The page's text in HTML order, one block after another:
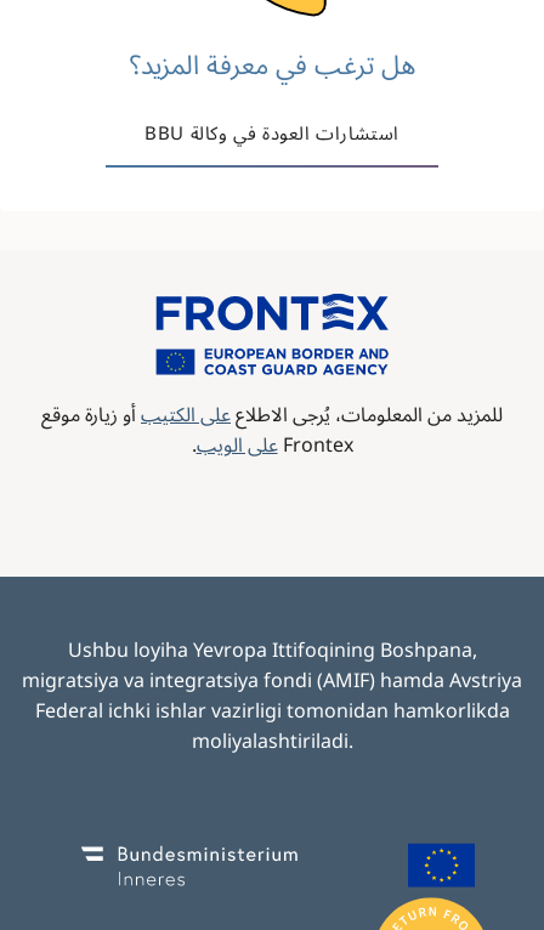
هل ترغب في معرفة المزيد؟
استشارات العودة في وكالة BBU
للمزيد من المعلومات، يُرجى الاطلاععلى الكتيبأو زيارة موقع
Frontex على الويب.
Ushbu loyiha Yevropa Ittifoqining Boshpana,
migratsiya va integratsiya fondi (AMIF) hamda Avstriya
Federal ichki ishlar vazirligi tomonidan hamkorlikda
moliyalashtiriladi.
Image Image